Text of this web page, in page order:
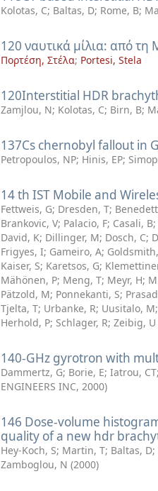
Kolotas, C; Baltas, D; Rome, B;
120 ναυτικά μίλια: από
Πορτέση, Στέλα; Portesi, Stela
120Interstitial HDR
Zamjlou, N; Kolotas, C; Birn, B;
137Cs chernobyl fallout in
Petropoulos, NP; Hinis, EP;
14 th IST Mobile and
Fettweis, G; Dresden, T;
Brankovic, V; Palacio, F; Casali, B;
David, K; Dillinger, M; Dosch, C;
Frigyes, I; Gameiro, A;
Kaiser, S; Karetsos, G;
Mähönen, P; Meng, T; Meyr, H;
Pätzold, M; Ponnekanti, S;
Tjelta, T; Urbanke, R; Uusitalo, M
Herhold, P; Schlager, R; Zeibig, U
140-GHz gyrotron with
Dammertz, G; Borie, E; Iatrou, CT
ENGINEERS INC, 2000)
146 Dose-volume
quality of a new hdr
Hey-Koch, S; Martin, T; Baltas, D;
Zamboglou, N (2000)